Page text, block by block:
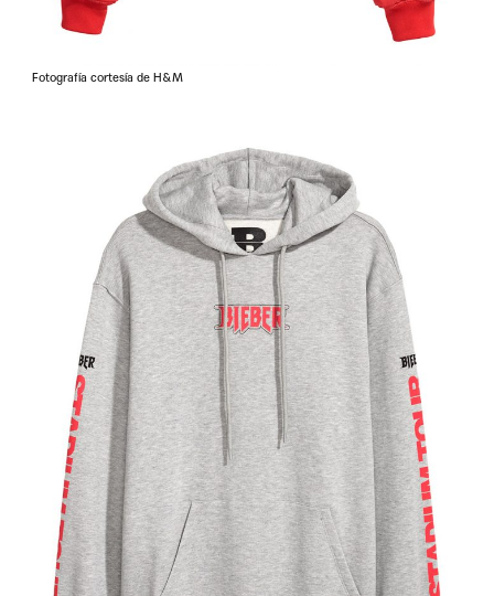
Fotografía cortesía de H&M